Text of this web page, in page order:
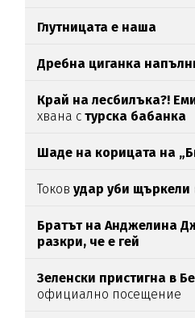
Глутницата е наша
Дребна циганка
Край на лесбилъка?!
хвана с турска бабанка
Шаде на корицата на
Токовудар уби щъркели
Братът на Анджелина
разкри, че е гей
Зеленски пристигна в
официално посещение